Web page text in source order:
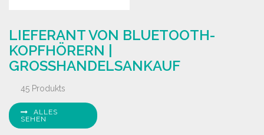
Angebot anfordern
LIEFERANT VON BLUETOOTH-
KOPFHÖRERN |
GROSSHANDELSANKAUF
45 Produkts
ALLES
SEHEN